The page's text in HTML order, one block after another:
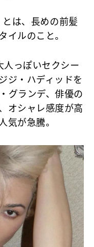
は、長めの前髪
イルのこと。
っぽいセクシー
ジ・ハディッドを
グランデ、俳優の
オシャレ感度が高
気が急騰。